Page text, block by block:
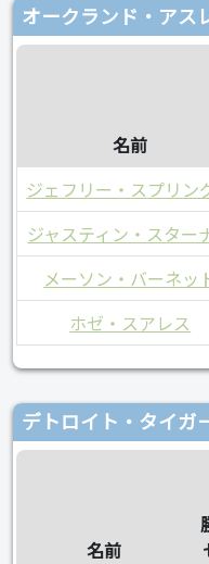
オークランド・アス
名前
ジェフリー・スプリン
ジャスティン・スター
メーソン・バーネッ
ホゼ・スアレス
デトロイト・タイガ
名前